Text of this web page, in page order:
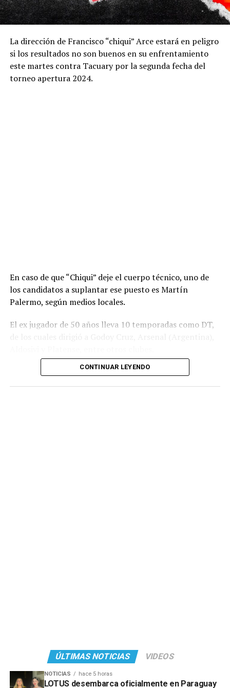
La dirección de Francisco “chiqui” Arce estará en peligro
si los resultados no son buenos en su enfrentamiento
este martes contra Tacuary por la segunda fecha del
torneo apertura 2024.
En caso de que “Chiqui” deje el cuerpo técnico, uno de
los candidatos a suplantar ese puesto es Martín
Palermo, según medios locales.
El ex jugador de 50 años lleva 10 temporadas como DT,
CONTINUAR LEYENDO
ÚLTIMAS NOTICIAS VIDEOS
NOTICIAS hace 5 horas
LOTUS desembarca oficialmente en Paraguay